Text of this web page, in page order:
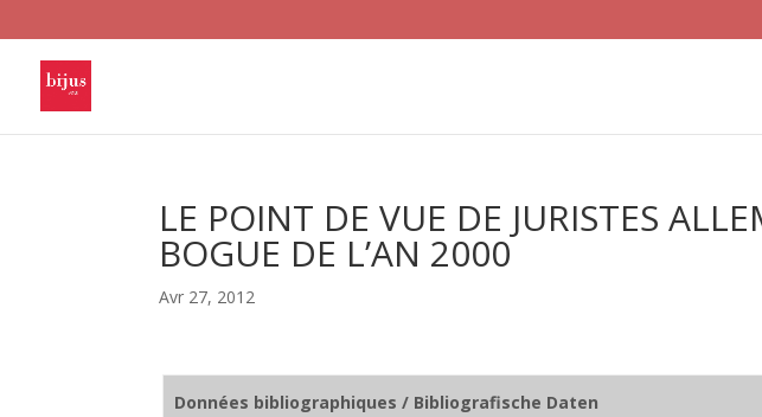
LE POINT DE VUE DE JURISTES
BOGUE DE L’AN 2000
Avr 27, 2012
Données bibliographiques / Bibliografische Daten